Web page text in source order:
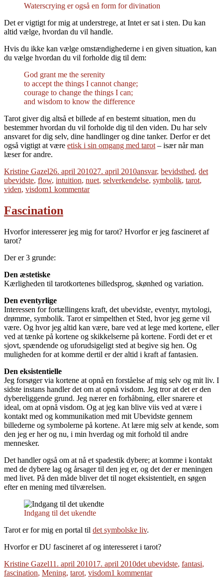
Waterscrying er også en form for divination
Det er vigtigt for mig at understrege, at Intet er sat i sten. Du kan
altid vælge, hvordan du vil handle.
Hvis du ikke kan vælge omstændighederne i en given situation, kan
du vælge hvordan du vil forholde dig til dem:
God grant me the serenity
to accept the things I cannot change;
courage to change the things I can;
and wisdom to know the difference
Tarot giver dig altså et billede af en bestemt situation, men du
bestemmer hvordan du vil forholde dig til den viden. Du har selv
ansvaret for dig selv, dine handlinger og dine tanker. Derfor er det
også vigtigt at være etisk i sin omgang med tarot – især når man
læser for andre.
Forfatter
Kristine GazelUdgivet
26. april 201027. april 2010Tags
ansvar, bevidsthed, det
ubevidste, flow, intuition, nuet, selverkendelse, symbolik, tarot,
viden, visdom1 kommentartil
Fascination
Hvorfor interesserer jeg mig for tarot? Hvorfor er jeg fascineret af
tarot?
Der er 3 grunde:
Den æstetiske
Kærligheden til tarotkortenes billedsprog, skønhed og variation.
Den eventyrlige
Interessen for fortællingens kraft, det ubevidste, eventyr, mytologi,
drømme, symbolik. Tarot er simpelthen et Sted, hvor jeg gerne vil
være. Og hvor jeg altid kan være, bare ved at lege med kortene, eller
ved at tænke på kortene og skikkelserne på kortene. Fordi det er et
sjovt, spændende og uforudsigeligt sted at begive sig hen. Og
muligheden for at komme dertil er der altid i kraft af fantasien.
Den eksistentielle
Jeg forsøger via kortene at opnå en forståelse af mig selv og mit liv. I
sidste instans handler det om at opnå visdom. Jeg tror at det er den
dybereliggende grund. Jeg nærer en forhåbning, eller snarere et
ideal, om at opnå visdom. Og at jeg kan blive viis ved at være i
kontakt med og kommunikation med mit Ubevidste gennem
billederne og symbolerne på kortene. At lære mig selv at kende, som
den jeg er her og nu, i min hverdag og mit forhold til andre
mennesker.
Det handler også om at nå et spadestik dybere; at komme i kontakt
med de dybere lag og årsager til den jeg er, og det der er meningen
med livet. På den måde bliver det til noget eksistentielt, en søgen
efter en mening med tilværelsen.
Indgang til det ukendte
Tarot er for mig en portal til det symbolske liv.
Hvorfor er DU fascineret af og interesseret i tarot?
Forfatter
Kristine GazelUdgivet
11. april 201017. april 2010Tags
det ubevidste, fantasi,
fascination, Mening, tarot, visdom1 kommentartil